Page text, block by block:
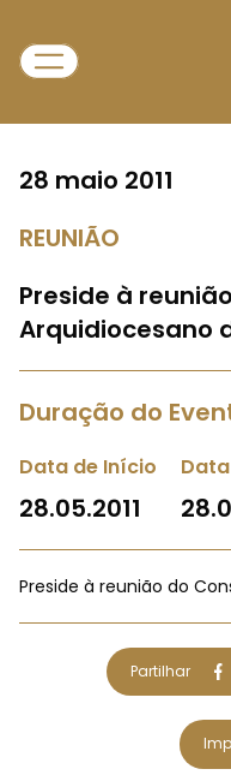
28 maio 2011
REUNIÃO
Preside à
Arquidiocesano
Duração do
Data de Início
28.05.2011
Preside à reunião do
Partilhar